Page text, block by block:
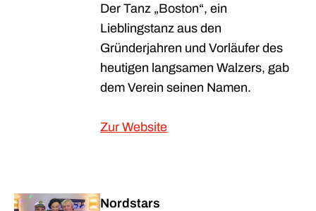
Der Tanz „Boston“, ein
Lieblingstanz aus den
Gründerjahren und Vorläufer des
heutigen langsamen Walzers, gab
dem Verein seinen Namen.
Zur Website
Nordstars